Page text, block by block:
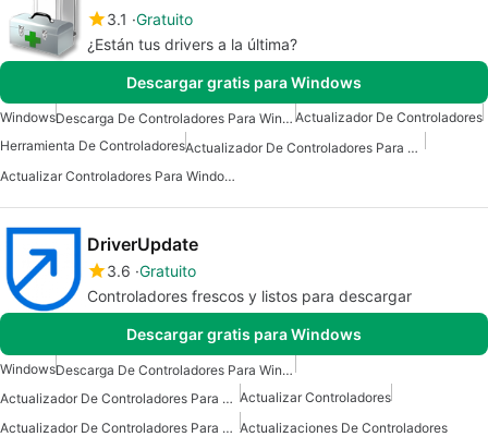
3.1 Gratuito
¿Están tus drivers a la última?
Descargar gratis para Windows
Windows Descarga De Controladores Para Windows Actualizador De Controladores
Herramienta De Controladores
Actualizador De Controladores Para Windows
Actualizar Controladores Para Windows
DriverUpdate
3.6 Gratuito
Controladores frescos y listos para descargar
Descargar gratis para Windows
Windows
Descarga De Controladores Para Windows
Actualizador De Controladores Para Windows 7 Actualizar Controladores
Actualizador De Controladores Para Windows Actualizaciones De Controladores